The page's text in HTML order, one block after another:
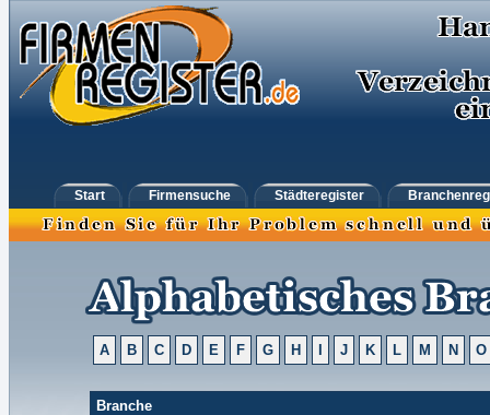
Start Firmensuche Städteregister
A B C D E F G H J K L M N O
Branche